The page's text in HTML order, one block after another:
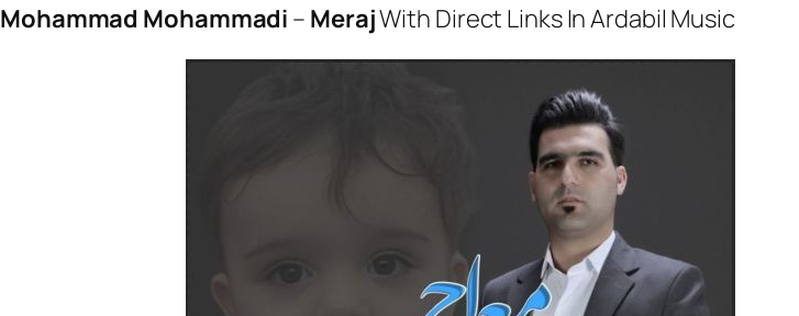
Mohammad Mohammadi – MerajWith Direct Links In Ardabil Music